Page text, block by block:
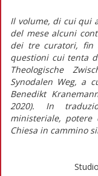
Il volume, di cui qui
del mese alcuni
dei tre curatori, fin
questioni cui tenta
Theologische
Synodalen Weg, a
Benedikt
2020). In
ministeriale,
Chiesa in cammino